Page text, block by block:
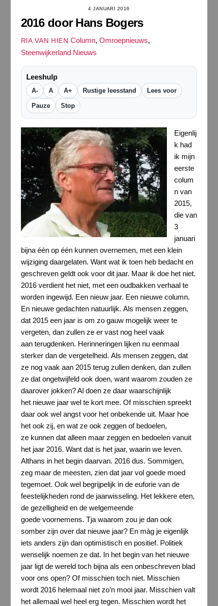
4 JANUARI 2016
2016 door Hans Bogers
RIA VAN HIEN Column, Omroepnieuws,
Steenwijkerland Nieuws
Leeshulp
A- A A+ Rustige leesstand Lees voor
Pauze Stop
Eigenlij
k had
ik mijn
eerste
colum
n van
2015,
die van
3
januari
bijna één op één kunnen overnemen, met een klein
wijziging daargelaten. Want wat ik toen heb bedacht en
geschreven geldt ook voor dit jaar. Maar ik doe het niet.
2016 verdient het niet, met een oudbakken verhaal te
worden ingewijd. Een nieuw jaar. Een nieuwe column.
En nieuwe gedachten natuurlijk. Als mensen zeggen,
dat 2015 een jaar is om zo gauw mogelijk weer te
vergeten, dan zullen ze er vast nog heel vaak
aan terugdenken. Herinneringen lijken nu eenmaal
sterker dan de vergetelheid. Als mensen zeggen, dat
ze nog vaak aan 2015 terug zullen denken, dan zullen
ze dat ongetwijfeld ook doen, want waarom zouden ze
daarover jokken? Al doen ze daar waarschijnlijk
het nieuwe jaar wel te kort mee. Of misschien spreekt
daar ook wel angst voor het onbekende uit. Maar hoe
het ook zij, en wat ze ook zeggen of bedoelen,
ze kunnen dat alleen maar zeggen en bedoelen vanuit
het jaar 2016. Want dat is het jaar, waarin we leven.
Althans in het begin daarvan. 2016 dus. Sommigen,
zeg maar de meesten, zien dat jaar vol goede moed
tegemoet. Ook wel begrijpelijk in de euforie van de
feestelijkheden rond de jaarwisseling. Het lekkere eten,
de gezelligheid en de welgemeende
goede voornemens. Tja waarom zou je dan ook
somber zijn over dat nieuwe jaar? En màg je eigenlijk
iets anders zijn dan optimistisch en positief. Politiek
wenselijk noemen ze dat. In het begin van het nieuwe
jaar ligt de wereld toch bijna als een onbeschreven blad
voor ons open? Of misschien toch niet. Misschien
wordt 2016 helemaal niet zo’n mooi jaar. Misschien valt
het allemaal wel heel erg tegen. Misschien wordt het